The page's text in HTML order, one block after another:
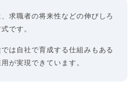
求職者の将来性などの伸びしろ
です。
は自社で育成する仕組みもある
が実現できています。